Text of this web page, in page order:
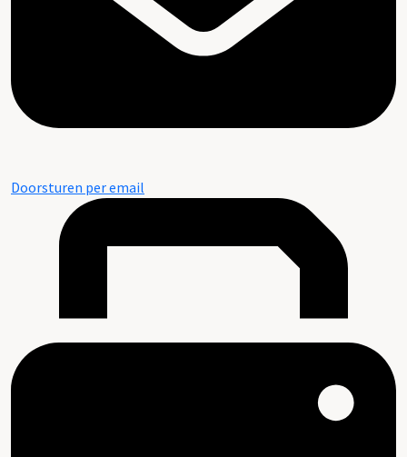
Doorsturen per email